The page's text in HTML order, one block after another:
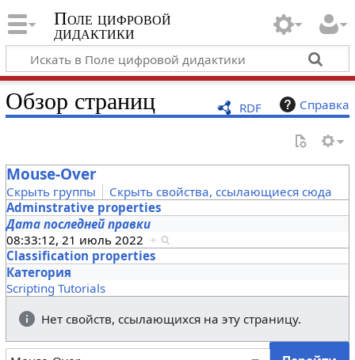
Поле цифровой
дидактики
RDF Справка
Обзор страниц
Mouse-Over
Скрыть группы
Скрыть свойства, ссылающиеся сюда
Adminstrative properties
Дата последней правки
08:33:12, 21 июль 2022 +
Classification properties
Категория
Scripting Tutorials
Нет свойств, ссылающихся на эту страницу.